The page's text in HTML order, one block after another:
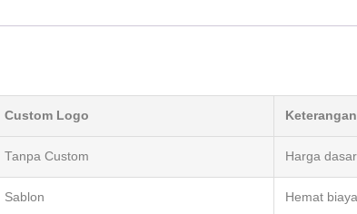
Custom Logo Keterangan
Tanpa Custom Harga dasar
Sablon Hemat biaya